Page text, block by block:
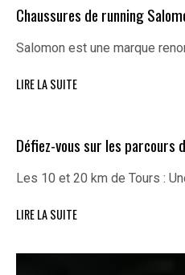
Chaussures de running
Salomon est une marque
LIRE LA SUITE
Défiez-vous sur les parcours
Les 10 et 20 km de Tours :
LIRE LA SUITE